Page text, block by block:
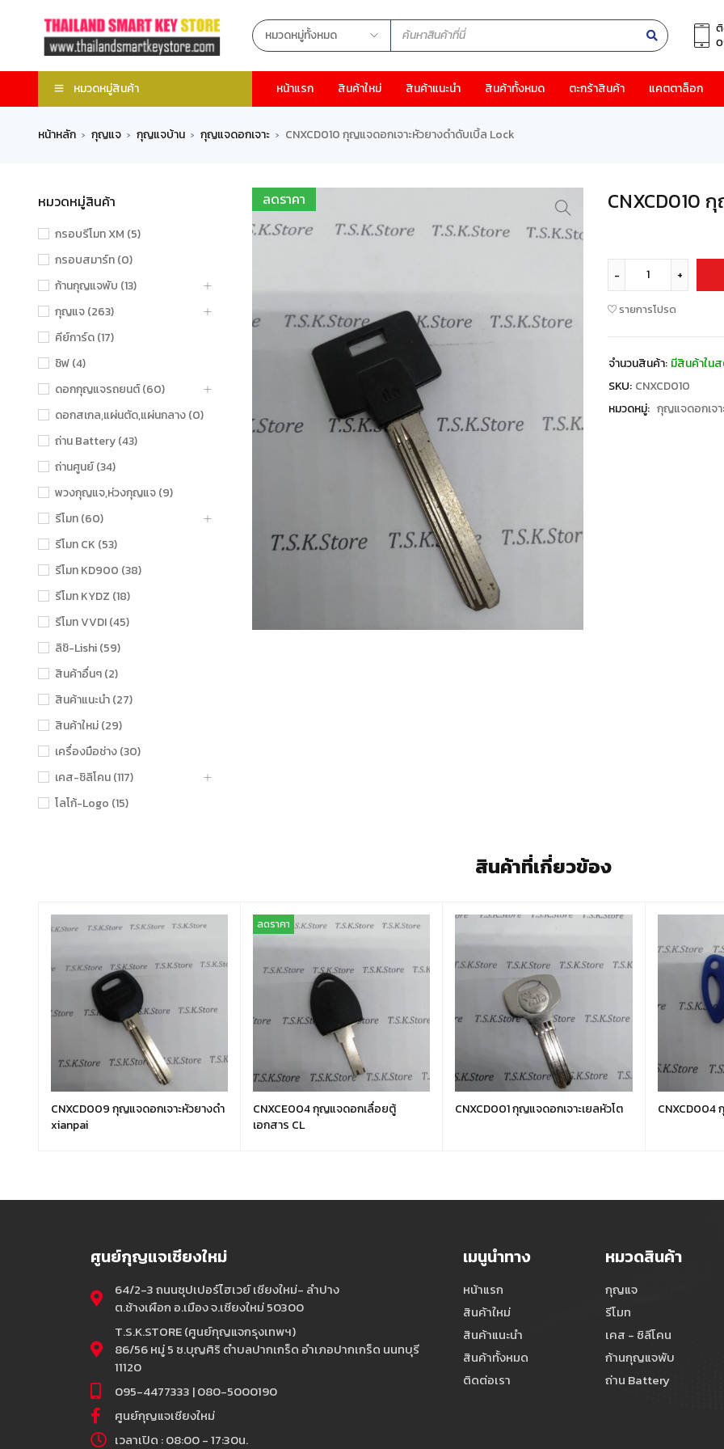
หมวดหมู่สินค้า หน้าแรก สินค้าใหม่ สินค้าแนะนำ สินค้าทั้งหมด ตะกร้าสินค้า แคตตาล็อก
หน้าหลัก › กุญแจ › กุญแจบ้าน › กุญแจดอกเจาะ › CNXCD010 กุญแจดอกเจาะหัวยางดำดับเบิ้ล Lock
หมวดหมู่สินค้า
กรอบรีโมท XM (5)
กรอบสมาร์ท (0)
ก้านกุญแจพับ (13)
กุญแจ (263)
คีย์การ์ด (17)
ชิฟ (4)
ดอกกุญแจรถยนต์ (60)
ดอกสเกล,แผ่นตัด,แผ่นกลาง (0)
ถ่าน Battery (43)
ถ่านศูนย์ (34)
พวงกุญแจ,ห่วงกุญแจ (9)
รีโมท (60)
รีโมท CK (53)
รีโมท KD900 (38)
รีโมท KYDZ (18)
รีโมท VVDI (45)
ลิชิ-Lishi (59)
สินค้าอื่นๆ (2)
สินค้าแนะนำ (27)
สินค้าใหม่ (29)
เครื่องมือช่าง (30)
เคส-ซิลิโคน (117)
โลโก้-Logo (15)
ลดราคา CNXCD010
รายการโปรด
จำนวนสินค้า: มีสินค้าใน
SKU: CNXCD010
หมวดหมู่: กุญแจดอกเจา
สินค้าที่เกี่ยวข้อง
CNXCD009 กุญแจดอกเจาะหัวยางดำ
xianpai
ลดราคา
CNXCE004 กุญแจดอกเลื่อยตู้
เอกสาร CL
CNXCD001 กุญแจดอกเจาะเยลหัวโต CNXCD004
ศูนย์กุญแจเชียงใหม่
64/2-3 ถนนซุปเปอร์ไฮเวย์ เชียงใหม่- ลำปาง
ต.ช้างเผือก อ.เมือง จ.เชียงใหม่ 50300
T.S.K.STORE (ศูนย์กุญแจกรุงเทพฯ)
86/56 หมู่ 5 ซ.บุญศิริ ตำบลปากเกร็ด อำเภอปากเกร็ด นนทบุรี
11120
095-4477333 | 080-5000190
ศูนย์กุญแจเชียงใหม่
เวลาเปิด : 08:00 - 17:30น.
เมนูนำทาง
หน้าแรก
สินค้าใหม่
สินค้าแนะนำ
สินค้าทั้งหมด
ติดต่อเรา
หมวดสินค้า
กุญแจ
รีโมท
เคส - ซิลีโคน
ก้านกุญแจพับ
ถ่าน Battery